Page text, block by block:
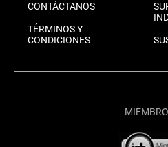
CONTÁCTANOS
TÉRMINOS Y
CONDICIONES